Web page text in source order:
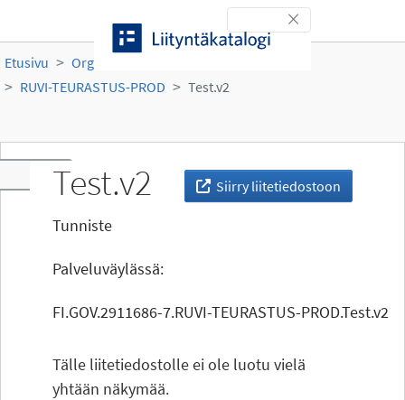
Toggle navigation
Etusivu Organisaatiot
RUVI-TEURASTUS-PROD
Test.v2
Toggle navigation
Siirry liitetiedostoon
Test.v2
Tunniste
Palveluväylässä:
FI.GOV.2911686-7.RUVI-TEURASTUS-PROD.Test.v2
Tälle liitetiedostolle ei ole luotu vielä
yhtään näkymää.